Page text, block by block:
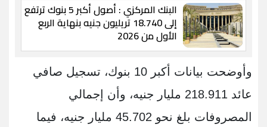
البنك المركزي : أصول أكبر 5 بنوك ترتفع
إلى 18.740 تريليون جنيه بنهاية الربع
الأول من 2026
وأوضحت بيانات أكبر 10 بنوك، تسجيل صافي
عائد 218.911 مليار جنيه، وأن إجمالي
المصروفات بلغ نحو 45.702 مليار جنيه، فيما